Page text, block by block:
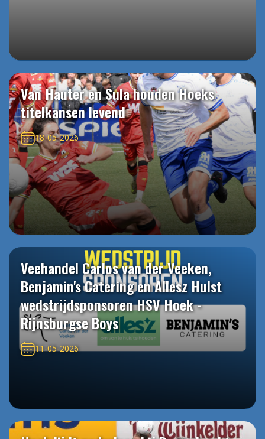
Van Hauter en Sula houden Hoeks
titelkansen levend
18-05-2026
Veehandel Carlos van der Veeken,
Benjamin's Catering en Allesz Hulst
wedstrijdsponsoren HSV Hoek -
Rijnsburgse Boys
11-05-2026